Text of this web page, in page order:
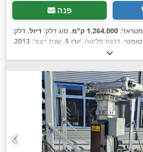
פנה
1,264,000 ק"מ , סוג דלק: דיזל, דלק:
, דרגת פליטה: יורו 5 , שנת ייצור: 2013
,